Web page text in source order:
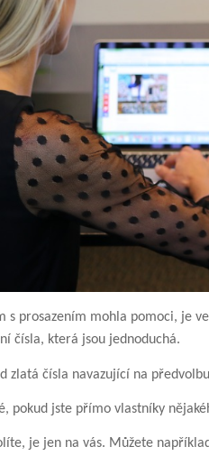
s prosazením mohla pomoci, je
čísla, která jsou jednoduchá.
zlatá čísla navazující na předvolbu
pokud jste přímo vlastníky
je jen na vás. Můžete